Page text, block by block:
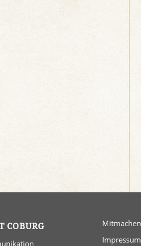
COBURG
Mitmachen
Impressum